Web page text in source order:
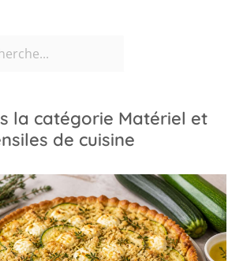
la catégorie Matériel et
de cuisine